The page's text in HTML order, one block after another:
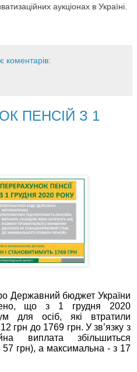
аукціонах в Україні.
коментарів:
ПЕНСІЙ З 1
Державний бюджет України
що з 1 грудня 2020
для осіб, які втратили
грн до 1769 грн. У зв’язку з
виплата збільшиться
грн), а максимальна - з 17